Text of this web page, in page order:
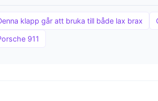
klapp går att bruka till både lax brax
911